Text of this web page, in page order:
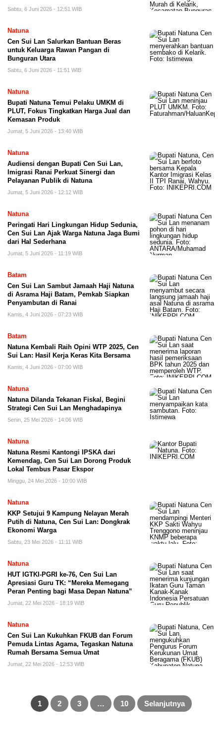
Sabtu, 6 Juni 2026 - 12:51 WIB
Natuna
Cen Sui Lan Salurkan Bantuan Beras
untuk Keluarga Rawan Pangan di
Bunguran Utara
Sabtu, 6 Juni 2026 - 11:51 WIB
Natuna
Bupati Natuna Temui Pelaku UMKM di
PLUT, Fokus Tingkatkan Harga Jual dan
Kemasan Produk
Jumat, 5 Juni 2026 - 13:40 WIB
Natuna
Audiensi dengan Bupati Cen Sui Lan,
Imigrasi Ranai Perkuat Sinergi dan
Pelayanan Publik di Natuna
Jumat, 5 Juni 2026 - 12:12 WIB
Natuna
Peringati Hari Lingkungan Hidup Sedunia,
Cen Sui Lan Ajak Warga Natuna Jaga Bumi
dari Hal Sederhana
Jumat, 5 Juni 2026 - 11:19 WIB
Batam
Cen Sui Lan Sambut Jamaah Haji Natuna
di Asrama Haji Batam, Pemkab Siapkan
Penyambutan di Ranai
Kamis, 4 Juni 2026 - 07:23 WIB
Batam
Natuna Kembali Raih Opini WTP 2025, Cen
Sui Lan: Hasil Kerja Keras Kita Bersama
Kamis, 4 Juni 2026 - 07:00 WIB
Natuna
Natuna Dilanda Tekanan Fiskal, Begini
Strategi Cen Sui Lan Menghadapinya
Senin, 25 Mei 2026 - 14:06 WIB
Natuna
Natuna Resmi Kantongi IPSKA dari
Kemendag, Cen Sui Lan Dorong Produk
Lokal Tembus Pasar Ekspor
Minggu, 24 Mei 2026 - 10:00 WIB
Natuna
KKP Setujui 9 Kampung Nelayan Merah
Putih di Natuna, Cen Sui Lan: Dongkrak
Ekonomi Warga
Sabtu, 23 Mei 2026 - 11:11 WIB
Natuna
HUT IGTKI-PGRI ke-76, Cen Sui Lan
Apresiasi Guru TK: “Mereka Memegang
Peran Penting bagi Masa Depan Natuna”
Jumat, 22 Mei 2026 - 18:19 WIB
Natuna
Cen Sui Lan Kukuhkan FKUB dan Forum
Pemuda Lintas Agama, Tegaskan Natuna
Rumah Bersama Semua Umat
Jumat, 22 Mei 2026 - 12:53 WIB
Paginasi
pos1 2 3 … 10 Selanjutnya